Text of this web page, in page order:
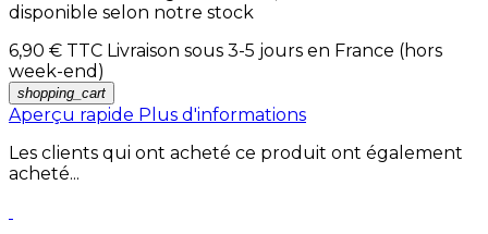
disponible selon notre stock
6,90 € TTC Livraison sous 3-5 jours en France (hors
week-end)
shopping_cart
Aperçu rapide Plus d'informations
Les clients qui ont acheté ce produit ont également
acheté...